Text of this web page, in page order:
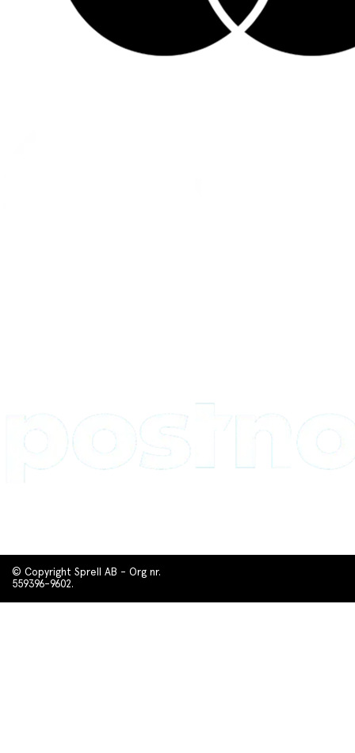
© Copyright Sprell AB - Org nr.
559396-9602.